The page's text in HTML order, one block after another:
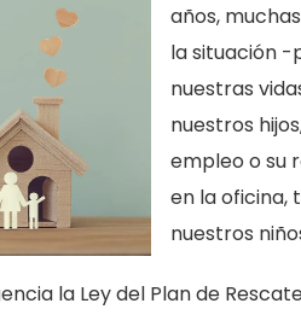
años,
la situación
nuestras
nuestros
empleo o su
en la oficina,
nuestros
la Ley del Plan de